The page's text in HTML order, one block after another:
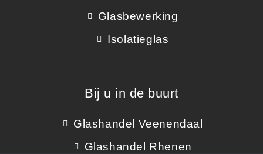
Glasbewerking
Isolatieglas
Bij u in de buurt
Glashandel Veenendaal
Glashandel Rhenen